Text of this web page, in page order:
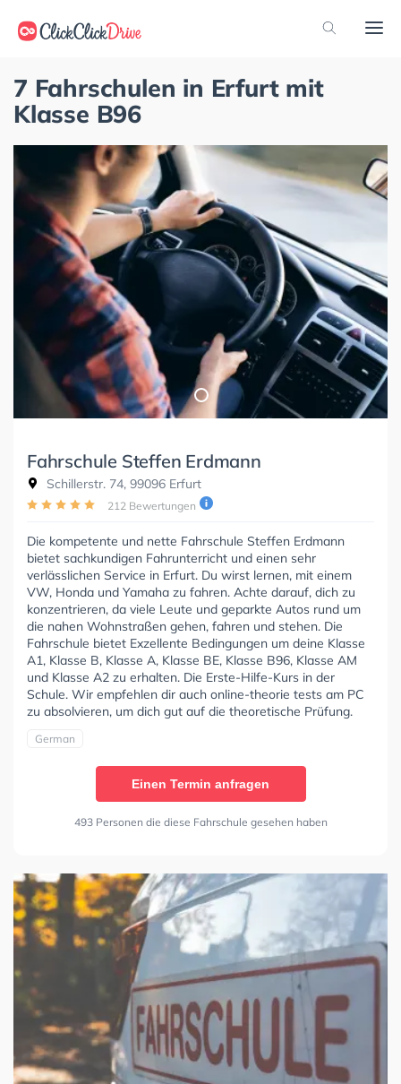
7 Fahrschulen in Erfurt mit
Klasse B96
Fahrschule Steffen Erdmann
Schillerstr. 74, 99096 Erfurt
212 Bewertungen
Die kompetente und nette Fahrschule Steffen Erdmann
bietet sachkundigen Fahrunterricht und einen sehr
verlässlichen Service in Erfurt. Du wirst lernen, mit einem
VW, Honda und Yamaha zu fahren. Achte darauf, dich zu
konzentrieren, da viele Leute und geparkte Autos rund um
die nahen Wohnstraßen gehen, fahren und stehen. Die
Fahrschule bietet Exzellente Bedingungen um deine Klasse
A1, Klasse B, Klasse A, Klasse BE, Klasse B96, Klasse AM
und Klasse A2 zu erhalten. Die Erste-Hilfe-Kurs in der
Schule. Wir empfehlen dir auch online-theorie tests am PC
zu absolvieren, um dich gut auf die theoretische Prüfung.
German
Einen Termin anfragen
493 Personen die diese Fahrschule gesehen haben